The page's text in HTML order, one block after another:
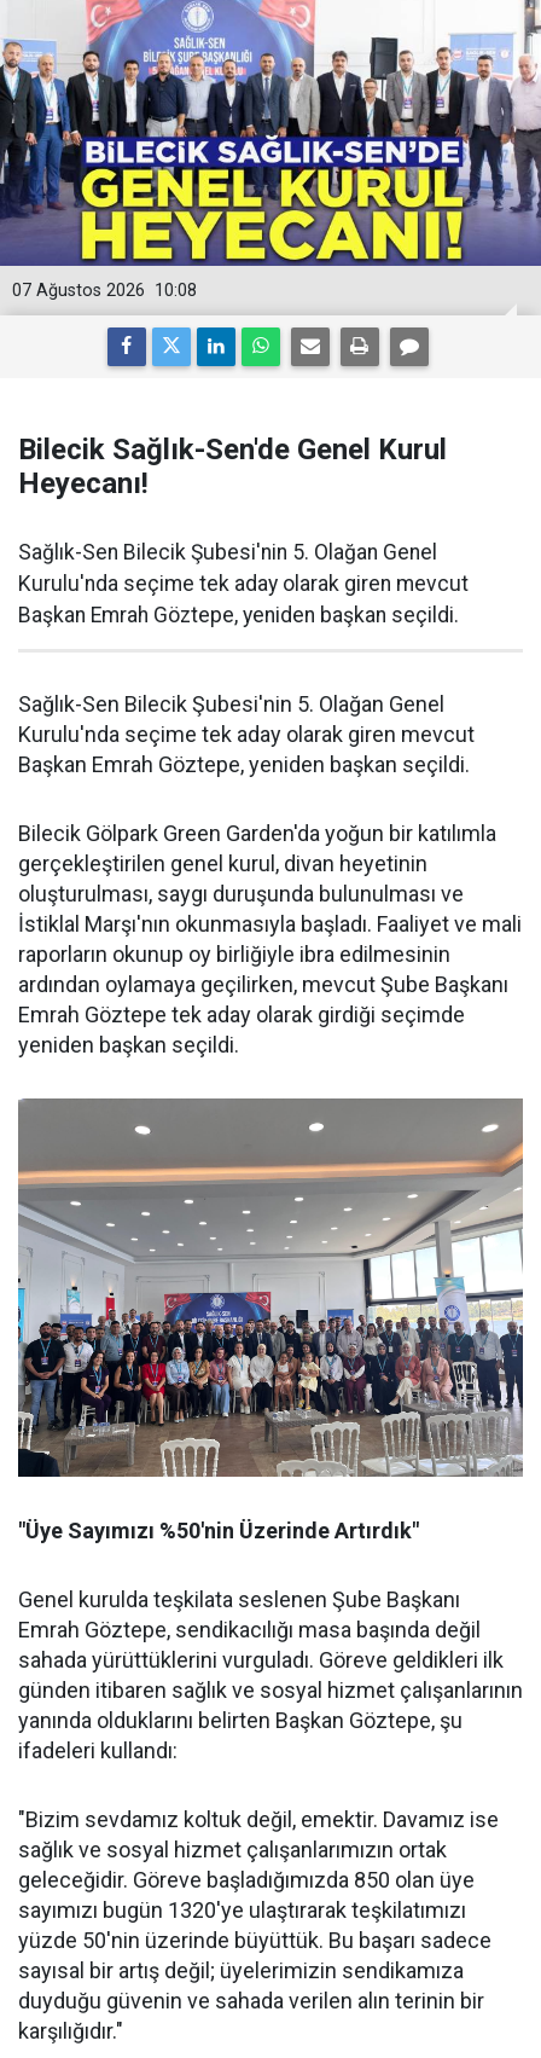
10:08
07 Ağustos 2026
Bilecik Sağlık-Sen'de Genel Kurul
Heyecanı!
Sağlık-Sen Bilecik Şubesi'nin 5. Olağan Genel
Kurulu'nda seçime tek aday olarak giren mevcut
Başkan Emrah Göztepe, yeniden başkan seçildi.
Sağlık-Sen Bilecik Şubesi'nin 5. Olağan Genel
Kurulu'nda seçime tek aday olarak giren mevcut
Başkan Emrah Göztepe, yeniden başkan seçildi.
Bilecik Gölpark Green Garden'da yoğun bir katılımla
gerçekleştirilen genel kurul, divan heyetinin
oluşturulması, saygı duruşunda bulunulması ve
İstiklal Marşı'nın okunmasıyla başladı. Faaliyet ve mali
raporların okunup oy birliğiyle ibra edilmesinin
ardından oylamaya geçilirken, mevcut Şube Başkanı
Emrah Göztepe tek aday olarak girdiği seçimde
yeniden başkan seçildi.
"Üye Sayımızı %50'nin Üzerinde Artırdık"
Genel kurulda teşkilata seslenen Şube Başkanı
Emrah Göztepe, sendikacılığı masa başında değil
sahada yürüttüklerini vurguladı. Göreve geldikleri ilk
günden itibaren sağlık ve sosyal hizmet çalışanlarının
yanında olduklarını belirten Başkan Göztepe, şu
ifadeleri kullandı:
"Bizim sevdamız koltuk değil, emektir. Davamız ise
sağlık ve sosyal hizmet çalışanlarımızın ortak
geleceğidir. Göreve başladığımızda 850 olan üye
sayımızı bugün 1320'ye ulaştırarak teşkilatımızı
yüzde 50'nin üzerinde büyüttük. Bu başarı sadece
sayısal bir artış değil; üyelerimizin sendikamıza
duyduğu güvenin ve sahada verilen alın terinin bir
karşılığıdır."